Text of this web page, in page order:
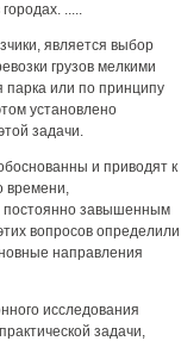
.....
является выбор
грузов мелкими
парка или по принципу
установлено
задачи.
и приводят к
времени,
постоянно завышенным
вопросов определили
направления
исследования
задачи,